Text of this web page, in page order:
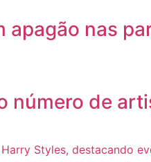
nas
número de